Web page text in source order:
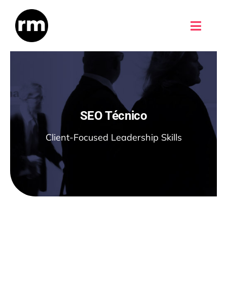
Saltar
contenido
Toggle
Sobre mí
Mentorías
Usuario
SEO Técnico
Client-Focused Leadership Skills